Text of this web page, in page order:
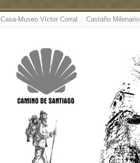
Casa-Museo Víctor Corral Castaño Milenario